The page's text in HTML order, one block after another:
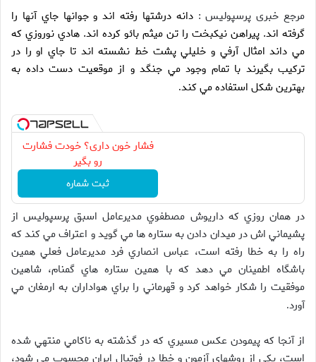
مرجع خبری پرسپولیس : دانه درشتها رفته اند و جوانها جاي آنها را
گرفته اند. پيراهن نيکبخت را تن ميثم بائو کرده اند. هادي نوروزي که
مي داند امثال آرفي و خليلي پشت خط نشسته اند تا جاي او را در
ترکيب بگيرند با تمام وجود مي جنگد و از موقعيت دست داده به
بهترين شکل استفاده مي کند.
فشار خون داری؟ خودت فشارت
رو بگیر
ثبت شماره
در همان روزي که داريوش مصطفوي مديرعامل اسبق پرسپوليس از
پشيماني اش در ميدان دادن به ستاره ها مي گويد و اعتراف مي کند که
راه را به خطا رفته است، عباس انصاري فرد مديرعامل فعلي همين
باشگاه اطمينان مي دهد که با همين ستاره هاي گمنام، شاهين
موفقيت را شکار خواهد کرد و قهرماني را براي هواداران به ارمغان مي
آورد.
از آنجا که پيمودن عکس مسيري که در گذشته به ناکامي منتهي شده
است، يکي از روشهاي آزمون و خطا در فوتبال ايران محسوب مي شود،